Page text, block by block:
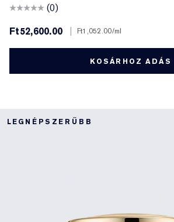
(0)
Ft52,600.00
Ft1,052.00/ml
KOSÁRHOZ ADÁS
LEGNÉPSZERŰBB